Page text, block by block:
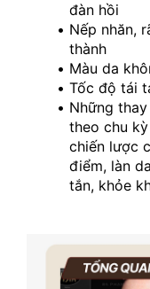
đàn hồi
Nếp nhăn,
thành
Màu da
Tốc độ tái
Những
theo chu
chiến lược
điểm, làn
tắn, khỏe